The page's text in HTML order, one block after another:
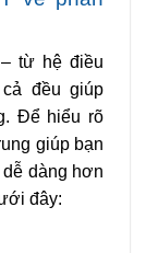
từ hệ điều
đều giúp
Để hiểu rõ
giúp bạn
dàng hơn
đây: